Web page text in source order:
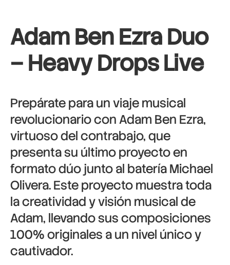
Adam Ben Ezra Duo
– Heavy Drops Live
Prepárate para un viaje musical
revolucionario con Adam Ben Ezra,
virtuoso del contrabajo, que
presenta su último proyecto en
formato dúo junto al batería Michael
Olivera. Este proyecto muestra toda
la creatividad y visión musical de
Adam, llevando sus composiciones
100% originales a un nivel único y
cautivador.